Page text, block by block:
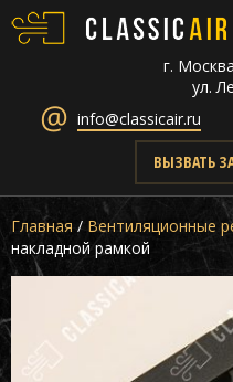
г.
ул.
info@classicair.ru
ВЫЗВАТЬ
Главная / Вентиляционные
накладной рамкой